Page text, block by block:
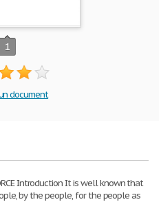
1
document
Introduction It is well known that
by the people, for the people as